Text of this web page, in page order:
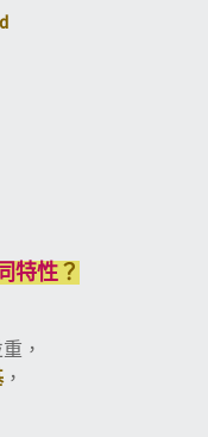
特性 ？
，
，